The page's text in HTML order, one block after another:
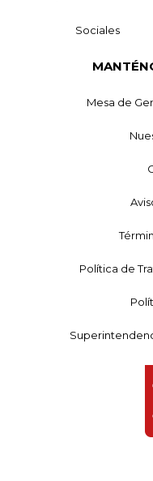
Sociales
Mesa de
Política de